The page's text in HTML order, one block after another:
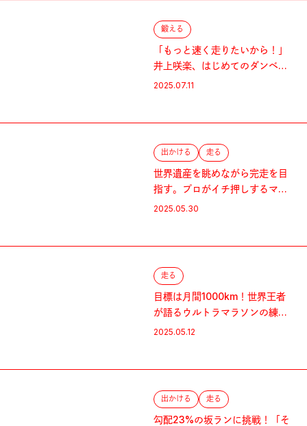
鍛える
「もっと速く走りたいから！」
井上咲楽、はじめてのダンベル
トレに挑む。
2025.07.11
出かける 走る
世界遺産を眺めながら完走を目
指す。プロがイチ押しするマラ
ソン大会。
2025.05.30
走る
目標は月間1000km！世界王者
が語るウルトラマラソンの練習
法。
2025.05.12
出かける 走る
勾配23%の坂ランに挑戦！「そ